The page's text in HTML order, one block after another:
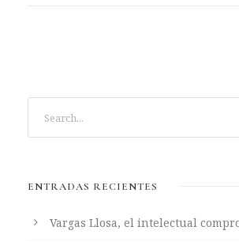
ENTRADAS RECIENTES
Vargas Llosa, el intelectual